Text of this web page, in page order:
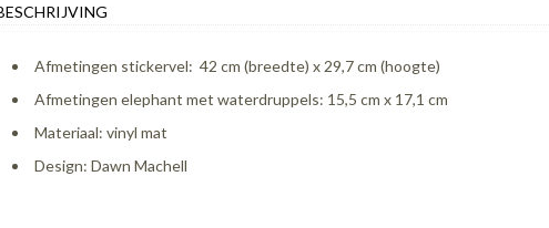
Afmetingen stickervel: 42 cm (breedte) x 29,7 cm (hoogte)
Afmetingen elephant met waterdruppels: 15,5 cm x 17,1 cm
Materiaal: vinyl mat
Design: Dawn Machell